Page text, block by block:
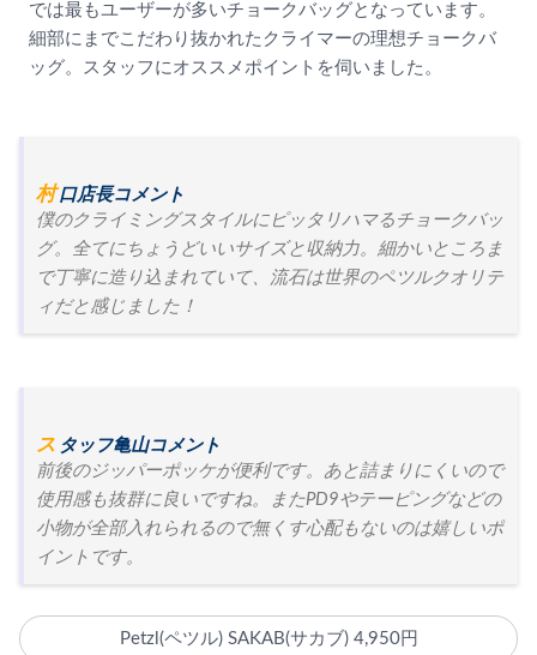
では最もユーザーが多いチョークバッグとなっています。
細部にまでこだわり抜かれたクライマーの理想チョークバ
ッグ。スタッフにオススメポイントを伺いました。
村口店長コメント
僕のクライミングスタイルにピッタリハマるチョークバッ
グ。全てにちょうどいいサイズと収納力。細かいところま
で丁寧に造り込まれていて、流石は世界のペツルクオリテ
ィだと感じました！
スタッフ亀山コメント
前後のジッパーポッケが便利です。あと詰まりにくいので
使用感も抜群に良いですね。またPD9やテーピングなどの
小物が全部入れられるので無くす心配もないのは嬉しいポ
イントです。
Petzl(ペツル) SAKAB(サカブ) 4,950円